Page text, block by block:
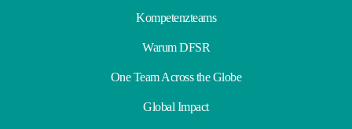
Kompetenzteams
Warum DFSR
One Team Across the Globe
Global Impact